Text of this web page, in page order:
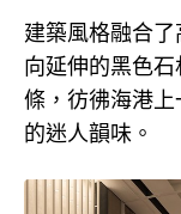
建築風格融合
向延伸的黑色
條，彷彿海港
的迷人韻味。